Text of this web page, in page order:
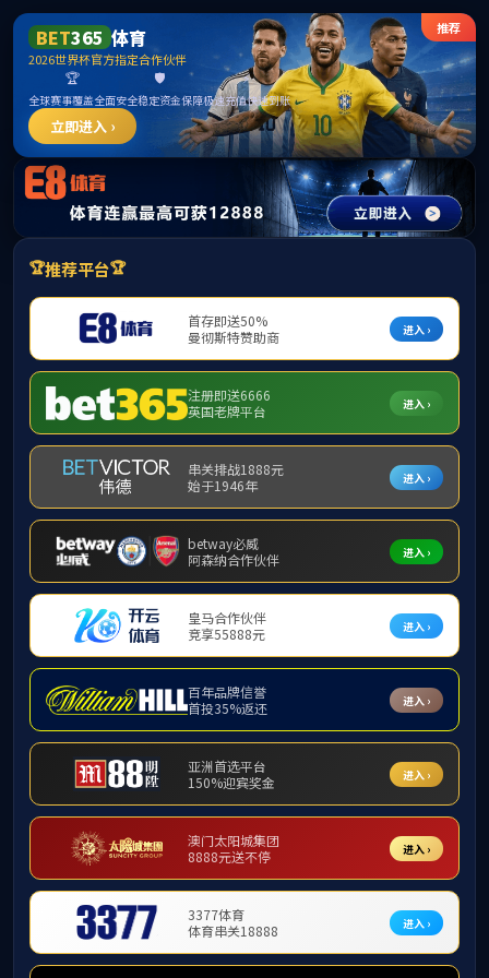
BWIN·565net必赢(中国区)客户端|官方网
站
请输入验证码下载附件